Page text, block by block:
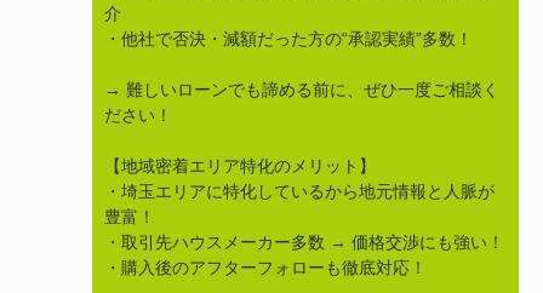
介
・他社で否決・減額だった方の“承認実績”多数！
→ 難しいローンでも諦める前に、ぜひ一度ご相談く
ださい！
【地域密着エリア特化のメリット】
・埼玉エリアに特化しているから地元情報と人脈が
豊富！
・取引先ハウスメーカー多数 → 価格交渉にも強い！
・購入後のアフターフォローも徹底対応！